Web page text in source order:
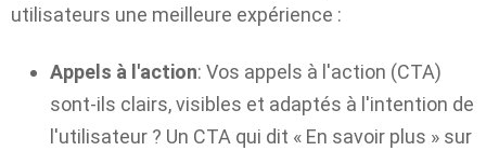
utilisateurs une meilleure expérience :
Appels à l'action: Vos appels à l'action (CTA)
sont-ils clairs, visibles et adaptés à l'intention de
l'utilisateur ? Un CTA qui dit « En savoir plus » sur